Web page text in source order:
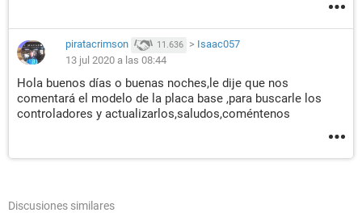
piratacrimson 11.636 > Isaac057
13 jul 2020 a las 08:44
Hola buenos días o buenas noches,le dije que nos
comentará el modelo de la placa base ,para buscarle los
controladores y actualizarlos,saludos,coméntenos
Discusiones similares